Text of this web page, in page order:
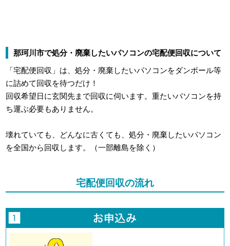
那珂川市で処分・廃棄したいパソコンの宅配便回収について
「宅配便回収」は、処分・廃棄したいパソコンをダンボール等
に詰めて回収を待つだけ！
回収希望日に玄関先まで回収に伺います。重たいパソコンを持
ち運ぶ必要もありません。
壊れていても、どんなに古くても、処分・廃棄したいパソコン
を全国から回収します。（一部離島を除く）
宅配便回収の流れ